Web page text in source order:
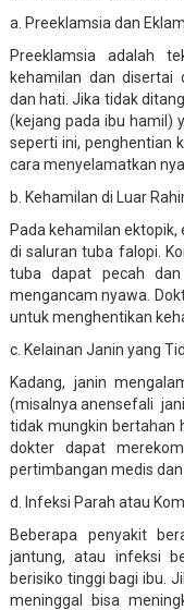
a. Preeklamsia dan
Preeklamsia adalah
kehamilan dan disertai
dan hati. Jika tidak
(kejang pada ibu hamil)
seperti ini, penghentian
cara menyelamatkan
b. Kehamilan di Luar
Pada kehamilan
di saluran tuba falopi.
tuba dapat pecah dan
mengancam nyawa.
untuk menghentikan
c. Kelainan Janin yang
Kadang, janin
(misalnya anensefali
tidak mungkin bertahan
dokter dapat
pertimbangan medis dan
d. Infeksi Parah atau
Beberapa penyakit
jantung, atau infeksi
berisiko tinggi bagi ibu.
meninggal bisa